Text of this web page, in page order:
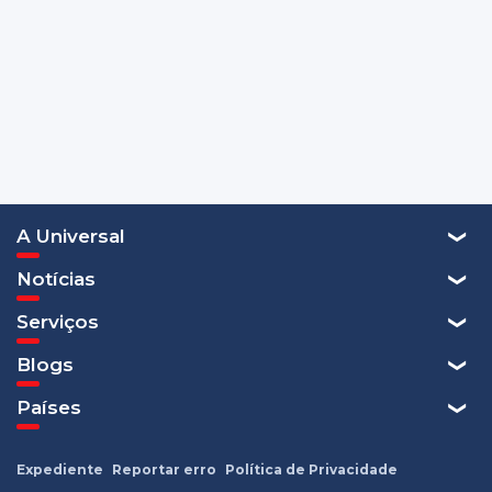
A Universal
Notícias
Serviços
Blogs
Países
Expediente Reportar erro Política de Privacidade